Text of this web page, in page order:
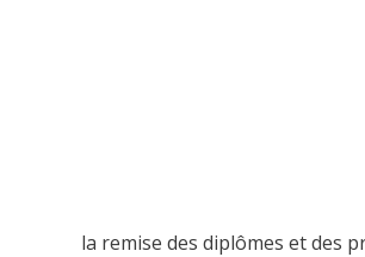
la remise des diplômes et des